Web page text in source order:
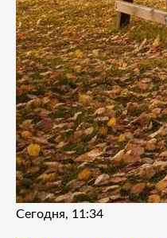
Сегодня, 11:34